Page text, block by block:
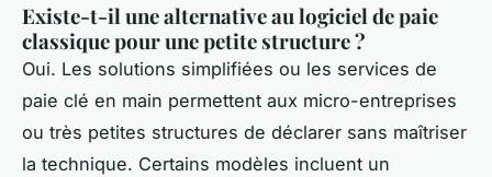
Existe-t-il une alternative au logiciel de paie
classique pour une petite structure ?
Oui. Les solutions simplifiées ou les services de
paie clé en main permettent aux micro-entreprises
ou très petites structures de déclarer sans maîtriser
la technique. Certains modèles incluent un